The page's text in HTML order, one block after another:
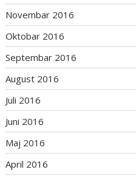
Novembar 2016
Oktobar 2016
Septembar 2016
August 2016
Juli 2016
Juni 2016
Maj 2016
April 2016